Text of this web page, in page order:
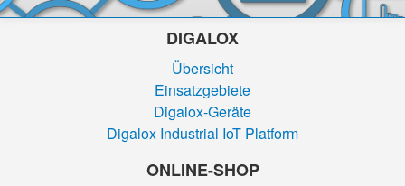
DIGALOX
Übersicht
Einsatzgebiete
Digalox-Geräte
Digalox Industrial IoT Platform
ONLINE-SHOP